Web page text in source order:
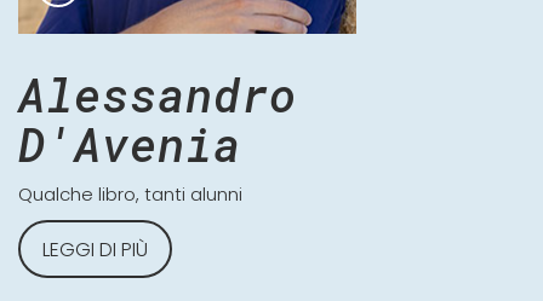
Alessandro
D'Avenia
Qualche libro, tanti alunni
LEGGI DI PIÙ